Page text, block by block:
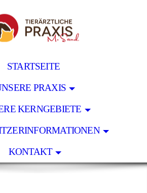
STARTSEITE
PRAXIS
KERNGEBIETE
KONTAKT